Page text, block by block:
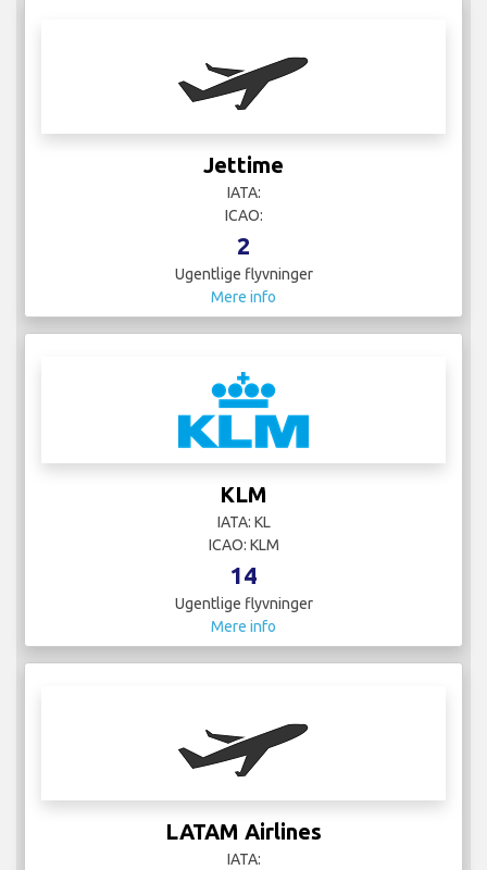
Jettime
IATA:
ICAO:
2
Ugentlige flyvninger
Mere info
KLM
IATA: KL
ICAO: KLM
14
Ugentlige flyvninger
Mere info
LATAM Airlines
IATA: